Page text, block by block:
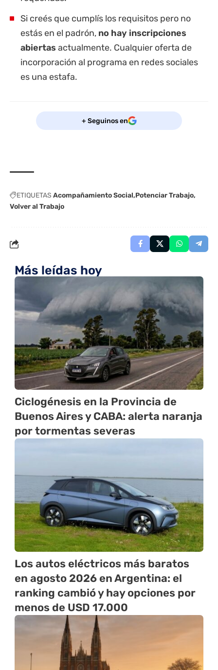
Si creés que cumplís los requisitos pero no
estás en el padrón, no hay inscripciones
abiertas actualmente. Cualquier oferta de
incorporación al programa en redes sociales
es una estafa.
+ Seguinos en
ETIQUETAS Acompañamiento Social Potenciar Trabajo
Volver al Trabajo
Más leídas hoy
Ciclogénesis en la Provincia de
Buenos Aires y CABA: alerta naranja
por tormentas severas
Los autos eléctricos más baratos
en agosto 2026 en Argentina: el
ranking cambió y hay opciones por
menos de USD 17.000